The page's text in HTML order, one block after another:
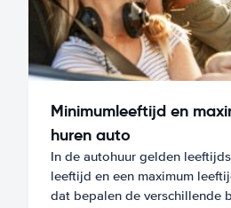
Minimumleeftijd en
huren auto
In de autohuur gelden
leeftijd en een maximum
dat bepalen de verschillende